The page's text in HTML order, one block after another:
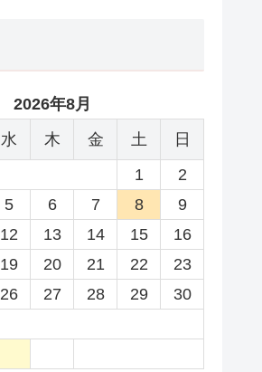
2026年8月
水 木 金 土 日
1
2
5 6 7 8
9
12 13 14 15
16
19 20 21 22
23
26 27 28 29
30